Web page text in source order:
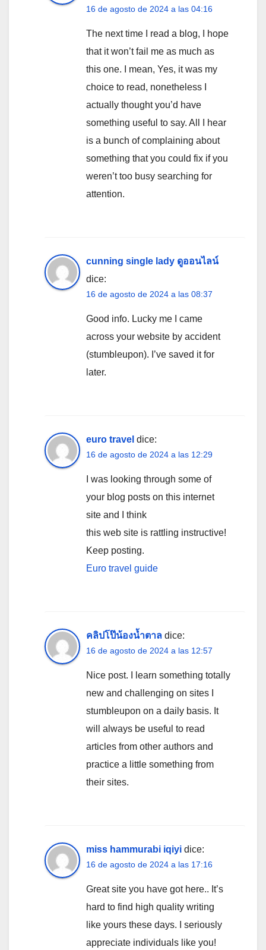
16 de agosto de 2024 a las 04:16
The next time I read a blog, I hope
that it won’t fail me as much as
this one. I mean, Yes, it was my
choice to read, nonetheless I
actually thought you’d have
something useful to say. All I hear
is a bunch of complaining about
something that you could fix if you
weren’t too busy searching for
attention.
cunning single lady ดูออนไลน์
dice:
16 de agosto de 2024 a las 08:37
Good info. Lucky me I came
across your website by accident
(stumbleupon). I’ve saved it for
later.
euro travel dice:
16 de agosto de 2024 a las 12:29
I was looking through some of
your blog posts on this internet
site and I think
this web site is rattling instructive!
Keep posting.
Euro travel guide
คลิปโป๊น้องน้ำตาล dice:
16 de agosto de 2024 a las 12:57
Nice post. I learn something totally
new and challenging on sites I
stumbleupon on a daily basis. It
will always be useful to read
articles from other authors and
practice a little something from
their sites.
miss hammurabi iqiyi dice:
16 de agosto de 2024 a las 17:16
Great site you have got here.. It’s
hard to find high quality writing
like yours these days. I seriously
appreciate individuals like you!